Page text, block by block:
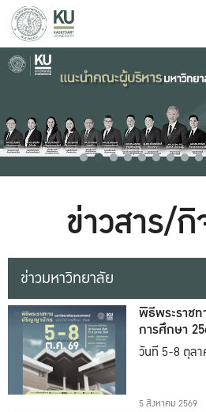
ข่าวสาร/
ข่าวมหาวิทยาลัย
พิธีพระราช
การศึกษา
วันที่ 5-8 ตุล
5 สิงหาคม 2569